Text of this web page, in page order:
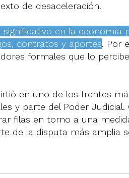
de desaceleración.
en la economía
contratos y aportes. Por
formales que lo
en uno de los frentes
y parte del Poder Judicial.
filas en torno a una
de la disputa más amplia